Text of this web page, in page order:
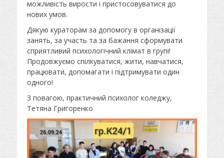
можливість вирости і пристосовуватися до
нових умов.
Дякую кураторам за допомогу в організації
занять, за участь та за бажання сформувати
сприятливий психологічний клімат в групі!
Продовжуємо спілкуватися, жити, навчатися,
працювати, допомагати і підтримувати один
одного!
З повагою, практичний психолог коледжу,
Тетяна Григоренко